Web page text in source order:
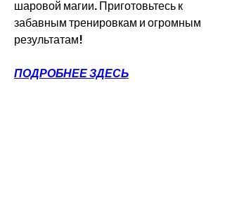
шаровой магии. Приготовьтесь к
забавным тренировкам и огромным
результатам!
ПОДРОБНЕЕ ЗДЕСЬ